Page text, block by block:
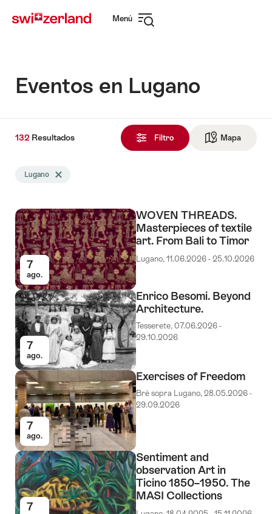
por
rápida
Menú
Eventos en Lugano
Resultados
Filtro Mapa
132 Resultados
búsqueda
siguientes
etiquetas
Lugano Eliminar etiqueta Lugano
7
ago.
WOVEN THREADS.
Masterpieces of textile
art. From Bali to Timor
Lugano, 11.06.2026 - 25.10.2026
7
ago.
Enrico Besomi. Beyond
Architecture.
Tesserete, 07.06.2026 -
29.10.2026
7
ago.
Exercises of Freedom
Brè sopra Lugano, 28.05.2026 -
29.09.2026
7
Sentiment and
observation Art in
Ticino 1850–1950. The
MASI Collections